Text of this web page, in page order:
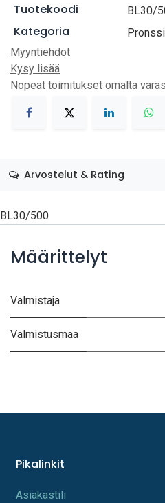
Tuotekoodi BL30/
Kategoria
Myyntiehdot
Kysy lisää
Nopeat toimitukset omalta
Arvostelut & Rating
BL30/500
Määrittelyt
Valmistaja
Valmistusmaa
Pikalinkit
A​s​iakastili